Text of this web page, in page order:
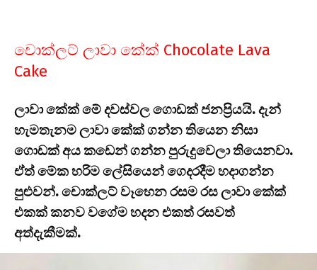
චොක්ලට් ලාවා කේක් Chocolate Lava
Cake
ලාවා කේක් මේ දවස්වල ගොඩක් ජනප්‍රියයි. දැන්
හැමතැනම ලාවා කේක් ගන්න තියෙන නිසා
ගොඩක් අය කඩෙන් ගන්න පුරුදුවෙලා තියෙනවා.
ඒත් මේක හරිම ලේසියෙන් ගෙදරදීම හදාගන්න
පුළුවන්. චොක්ලට් වෑහෙන රසම රස ලාවා කේක්
එකක් කනව වගේම හදන එකත් රසවත්
අත්දැකීමක්.